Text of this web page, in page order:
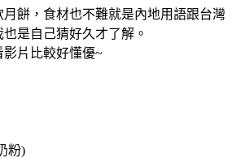
餅，食材也不難就是內地用語跟台灣
是自己猜好久才了解。
片比較好懂優~
粉)